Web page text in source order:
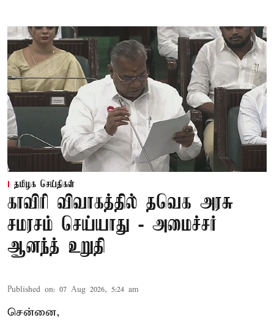
தமிழக செய்திகள்
காவிரி விவாகத்தில் தவெக அரசு
சமரசம் செய்யாது - அமைச்சர்
ஆனந்த் உறுதி
Published on: 07 Aug 2026, 5:24 am
சென்னை,